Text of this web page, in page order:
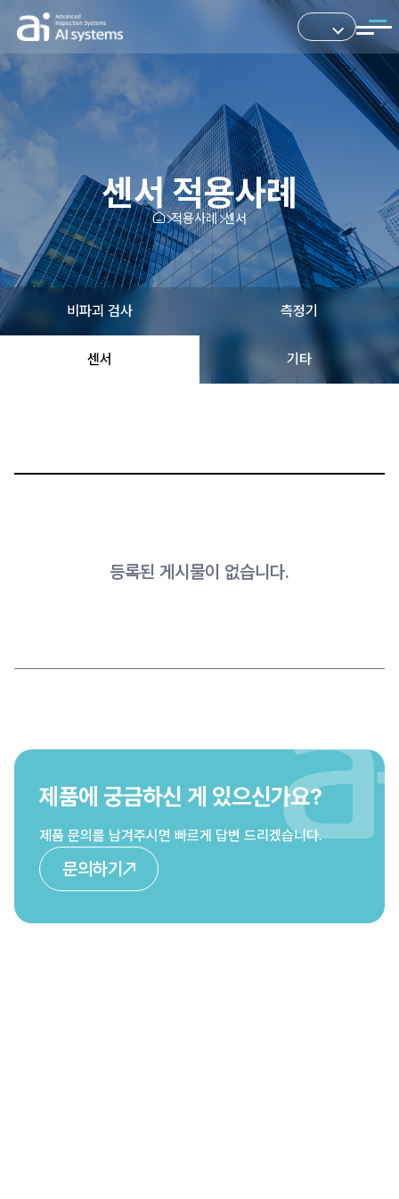
센서 적용사례
적용사례 센서
비파괴 검사 측정기
센서 기타
등록된 게시물이 없습니다.
제품에 궁금하신 게 있으신가요?
제품 문의를 남겨주시면 빠르게 답변 드리겠습니다.
문의하기